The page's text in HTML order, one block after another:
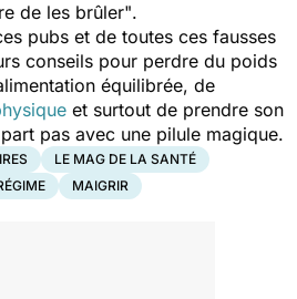
de les brûler".
pubs et de toutes ces fausses
conseils pour perdre du poids
équilibrée, de
et surtout de prendre son
pas avec une pilule magique.
LE MAG DE LA SANTÉ
MAIGRIR